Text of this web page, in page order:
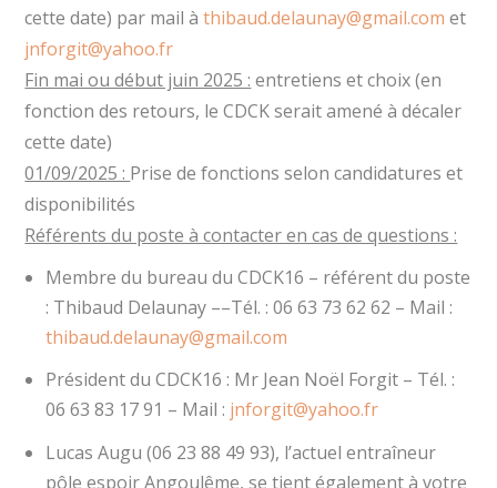
cette date) par mail àthibaud.delaunay@gmail.com et
jnforgit@yahoo.fr
Fin mai ou début juin 2025 : entretiens et choix (en
fonction des retours, le CDCK serait amené à décaler
cette date)
01/09/2025 : Prise de fonctions selon candidatures et
disponibilités
Référents du poste à contacter en cas de questions :
Membre du bureau du CDCK16 – référent du poste
: Thibaud Delaunay ––Tél. : 06 63 73 62 62 – Mail :
thibaud.delaunay@gmail.com
Président du CDCK16 : Mr Jean Noël Forgit – Tél. :
06 63 83 17 91 – Mail : jnforgit@yahoo.fr
Lucas Augu (06 23 88 49 93), l’actuel entraîneur
pôle espoir Angoulême, se tient également à votre